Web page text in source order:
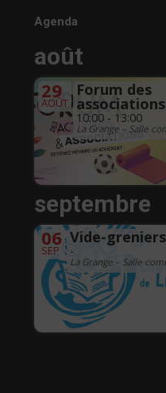
Agenda
août
29
AOÛT
Forum des
associations
10:00 - 13:00
La Grange – Salle
septembre
06
SEP
Vide-greniers
-
La Grange – Salle